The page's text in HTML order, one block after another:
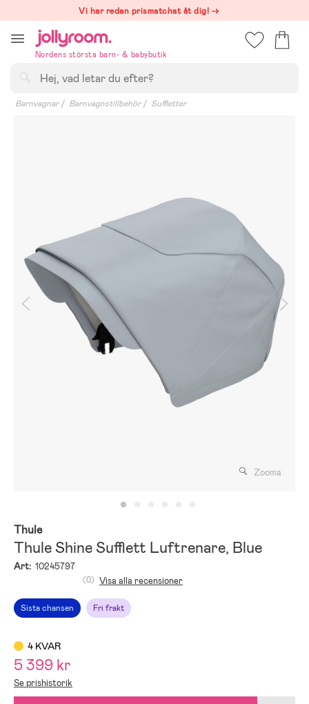
till
innehållet
Vi har redan prismatchat åt dig! →
Nordens största barn- & babybutik
Barnvagnar Barnvagnstillbehör Suffletter
Zooma
Thule
Thule Shine Sufflett Luftrenare, Blue
Art: 10245797
Sista chansen Fri frakt
(0) Visa alla recensioner
4 KVAR
5 399 kr
Se prishistorik